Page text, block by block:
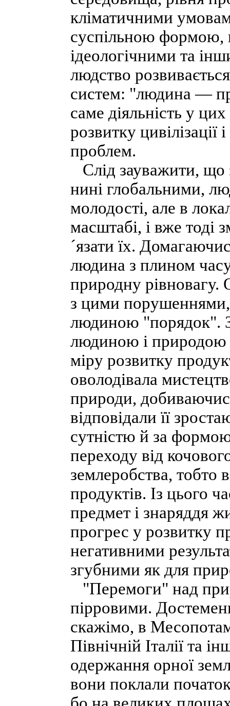
кліматичними
суспільною
ідеологічними та
людство
систем: "людина —
саме діяльність у
розвитку
проблем.
Слід зауважити,
нині глобальними,
молодості, але в
масштабі, і вже тоді
´язати їх.
людина з плином
природну рівновагу.
з цими порушеннями,
людиною "порядок".
людиною і природою
міру розвитку
оволодівала
природи,
відповідали її
сутністю й за
переходу від
землеробства, тобто
продуктів. Із цього
предмет і знаряддя
прогрес у розвитку
негативними
згубними як для
"Перемоги" над
пірровими.
скажімо, в
Північній Італії та
одержання орної
вони поклали